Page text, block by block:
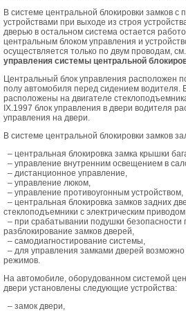
В системе центральной блокировки замков
устройствами при выходе из строя
дверью в остальном система остается
центральным блоком управления и
осуществляется только по двум проводам,
управления системы центральной
Центральный блок управления расположен
полу автомобиля перед сидением водителя.
расположены на двигателе
IX.1997 блок управления в двери водителя
управления на двери.
В системе центральной блокировки замков
– центральная блокировка замка крышки
– управление внутренним освещением в
– дистанционное управление,
– управление люком,
– управление противоугонным устройством,
– центральная блокировка замков задних
стеклоподъемники с электрическим
– при срабатывании подушки безопасности
разблокирование замков дверей,
– самодиагностирование системы,
– для управления замками дверей возможно
режимов.
На автомобиле, оборудованном системой
двери установлены следующие устройства:
– замок двери,